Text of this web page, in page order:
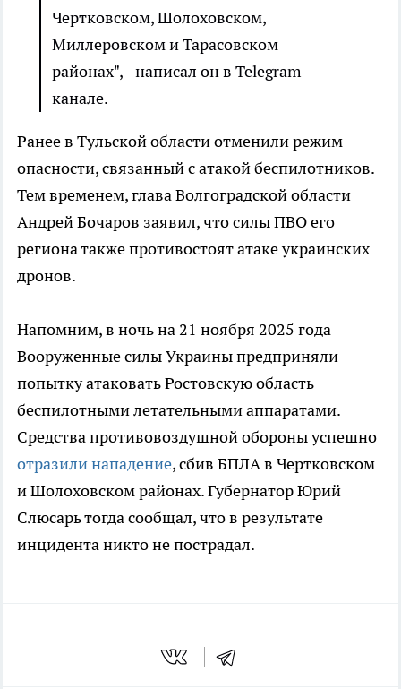
Чертковском, Шолоховском,
Миллеровском и Тарасовском
районах", - написал он в Telegram-
канале.
Ранее в Тульской области отменили режим
опасности, связанный с атакой беспилотников.
Тем временем, глава Волгоградской области
Андрей Бочаров заявил, что силы ПВО его
региона также противостоят атаке украинских
дронов.
Напомним, в ночь на 21 ноября 2025 года
Вооруженные силы Украины предприняли
попытку атаковать Ростовскую область
беспилотными летательными аппаратами.
Средства противовоздушной обороны успешно
отразили нападение, сбив БПЛА в Чертковском
и Шолоховском районах. Губернатор Юрий
Слюсарь тогда сообщал, что в результате
инцидента никто не пострадал.